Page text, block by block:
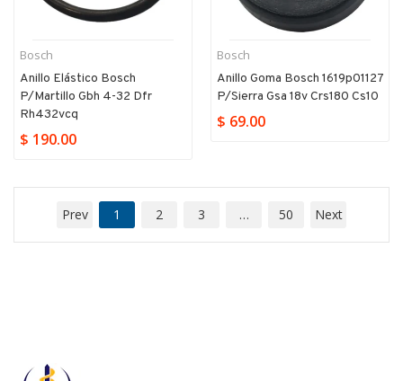
Bosch
Anillo Elástico Bosch
P/martillo Gbh 4-32 Dfr
Rh432vcq
$ 190.00
Bosch
Anillo Goma Bosch 1619p01127
P/sierra Gsa 18v Crs180 Cs10
$ 69.00
Prev 1 2 3 … 50 Next